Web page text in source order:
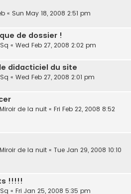
« Sun May 18, 2008 2:51 pm
de dossier !
« Wed Feb 27, 2008 2:02 pm
didacticiel du site
« Wed Feb 27, 2008 2:01 pm
de la nuit « Fri Feb 22, 2008 8:52
de la nuit « Tue Jan 29, 2008 10:10
!!!!!
« Fri Jan 25, 2008 5:35 pm